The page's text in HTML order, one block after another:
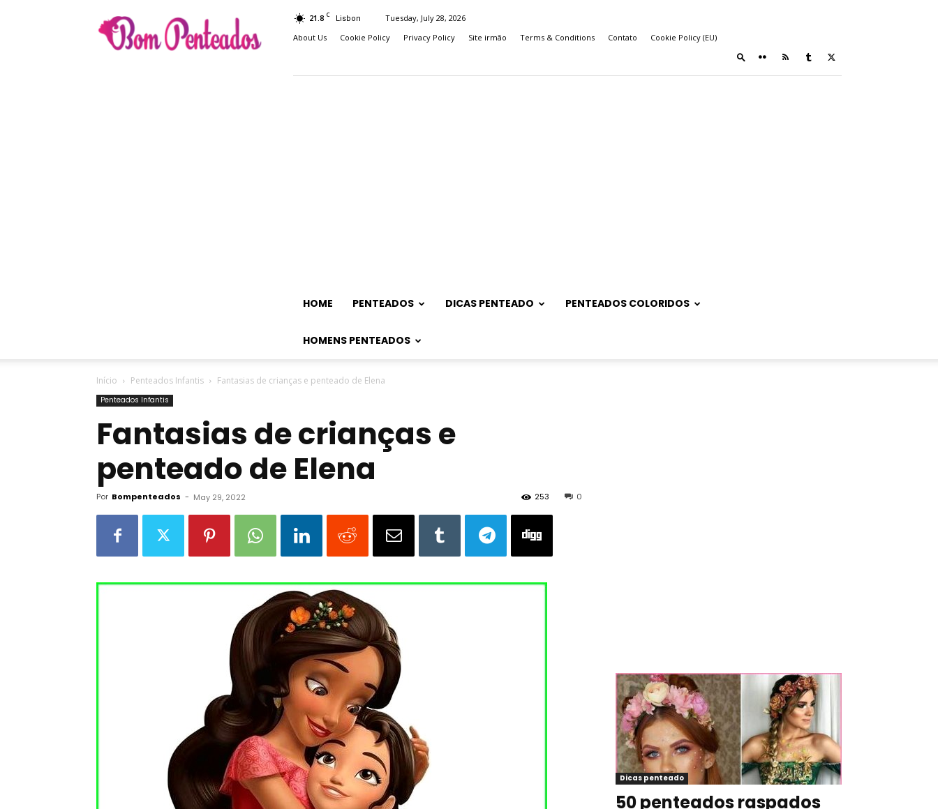
Penteados
21.8 C Lisbon
Tuesday, July 28, 2026
About Us
Cookie Policy Privacy Policy Site irmão Terms & Conditions Contato Cookie Policy (EU)
HOME PENTEADOS DICAS PENTEADO PENTEADOS COLORIDOS
HOMENS PENTEADOS
Início Penteados Infantis Fantasias de crianças e penteado de Elena
Penteados Infantis
Fantasias de crianças e
penteado de Elena
Por Bompenteados - May 29, 2022 0
253
Dicas penteado
50 penteados raspados